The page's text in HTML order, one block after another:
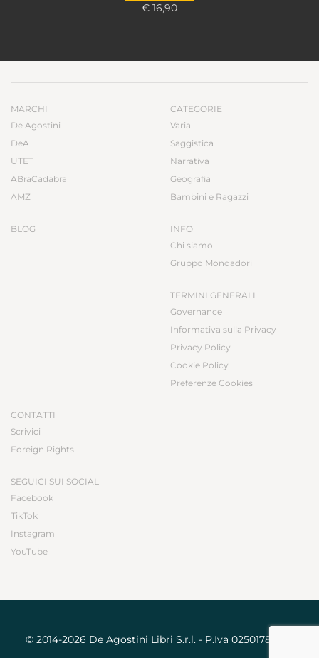
€ 16,90
MARCHI
De Agostini
DeA
UTET
ABraCadabra
AMZ
BLOG
CATEGORIE
Varia
Saggistica
Narrativa
Geografia
Bambini e Ragazzi
INFO
Chi siamo
Gruppo Mondadori
TERMINI GENERALI
Governance
Informativa sulla Privacy
Privacy Policy
Cookie Policy
Preferenze Cookies
CONTATTI
Scrivici
Foreign Rights
SEGUICI SUI SOCIAL
Facebook
TikTok
Instagram
YouTube
© 2014-2026 De Agostini Libri S.r.l. - P.Iva 02501780031